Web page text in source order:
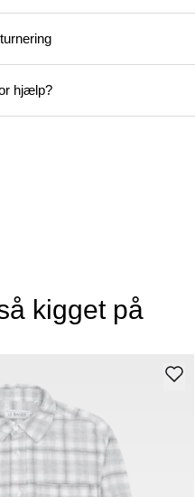
hjælp?
kigget på